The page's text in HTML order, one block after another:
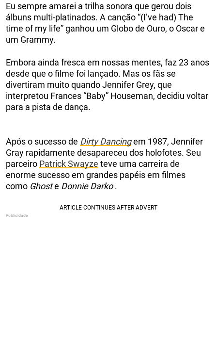
Eu sempre amarei a trilha sonora que gerou dois
álbuns multi-platinados. A canção “(I’ve had) The
time of my life” ganhou um Globo de Ouro, o Oscar e
um Grammy.
Embora ainda fresca em nossas mentes, faz 23 anos
desde que o filme foi lançado. Mas os fãs se
divertiram muito quando Jennifer Grey, que
interpretou Frances “Baby” Houseman, decidiu voltar
para a pista de dança.
Após o sucesso de Dirty Dancingem 1987, Jennifer
Gray rapidamente desapareceu dos holofotes. Seu
parceiro Patrick Swayze teve uma carreira de
enorme sucesso em grandes papéis em filmes
como Ghoste Donnie Darko.